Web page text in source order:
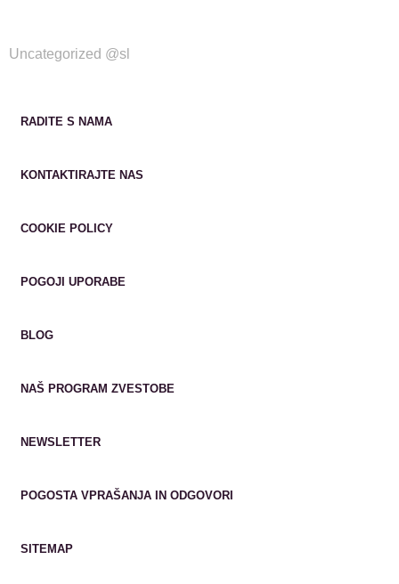
Uncategorized @sl
RADITE S NAMA
KONTAKTIRAJTE NAS
COOKIE POLICY
POGOJI UPORABE
BLOG
NAŠ PROGRAM ZVESTOBE
NEWSLETTER
POGOSTA VPRAŠANJA IN ODGOVORI
SITEMAP